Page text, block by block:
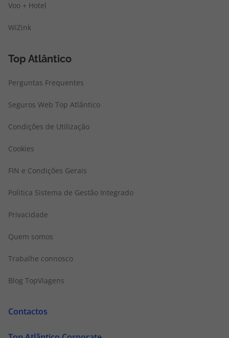
Voo + Hotel
WiZink
Top Atlântico
Perguntas Frequentes
Seguros Web Top Atlântico
Condições de Utilização
Cookies
FIN e Condições Gerais
Politica Sistema de Gestão Integrado
Privacidade
Quem somos
Trabalhe connosco
Blog TopViagens
Contactos